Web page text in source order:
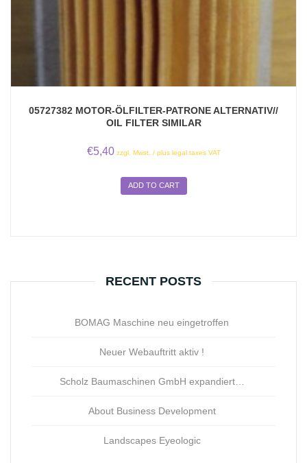
05727382 MOTOR-ÖLFILTER-PATRONE ALTERNATIV//
OIL FILTER SIMILAR
€5,40 zzgl. Mwst. / plus legal taxes VAT
ADD TO CART
RECENT POSTS
BOMAG Maschine neu eingetroffen
Neuer Webauftritt aktiv !
Scholz Baumaschinen GmbH expandiert…
About Business Development
Landscapes Eyeologic